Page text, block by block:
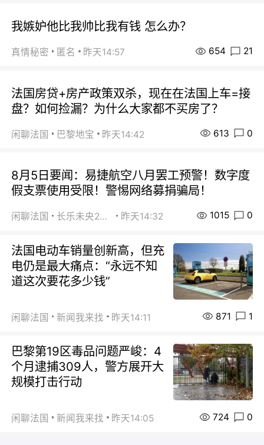
我嫉妒他比我帅比我有钱 怎么办？
真情秘密 匿名 昨天14:57 654 21
法国房贷+房产政策双杀，现在在法国上车=接
盘？如何捡漏？为什么大家都不买房了？
闲聊法国 巴黎地宝 昨天14:42 613 0
8月5日要闻：易捷航空八月罢工预警！数字度
假支票使用受限！警惕网络募捐骗局！
闲聊法国 长乐未央2015 昨天14:32 1015 0
法国电动车销量创新高，但充
电仍是最大痛点：“永远不知
道这次要花多少钱”
闲聊法国 新闻我来找 昨天14:11 871 1
巴黎第19区毒品问题严峻：4
个月逮捕309人，警方展开大
规模打击行动
闲聊法国 新闻我来找 昨天14:05 724 0